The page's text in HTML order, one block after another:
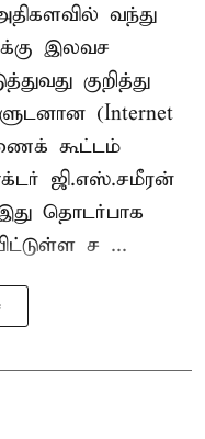
வந்து
இலவச
குறித்து
(Internet
கூட்டம்
ஜி.எஸ்.சமீரன்
தொடர்பாக
ச ...